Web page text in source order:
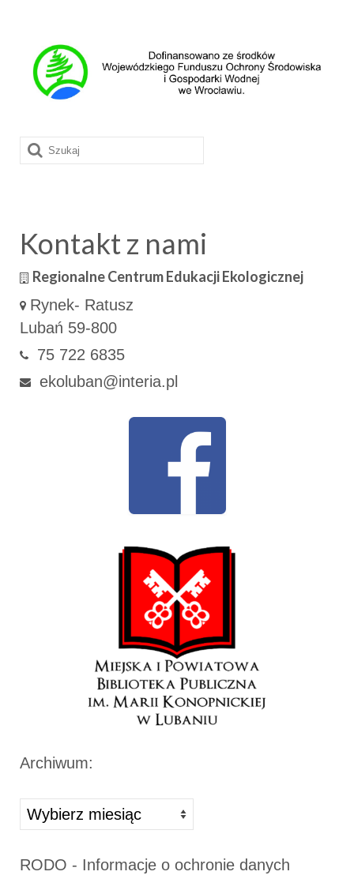
Szuklaj
w:
Kontakt z nami
Regionalne Centrum Edukacji Ekologicznej
Rynek- Ratusz
Lubań 59-800
75 722 6835
ekoluban@interia.pl
Archiwum:
Archiwa
RODO - Informacje o ochronie danych